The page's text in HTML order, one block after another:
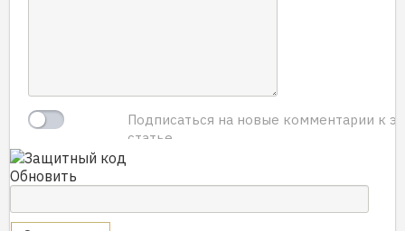
Подписаться на новые комментарии к
статье.
Обновить